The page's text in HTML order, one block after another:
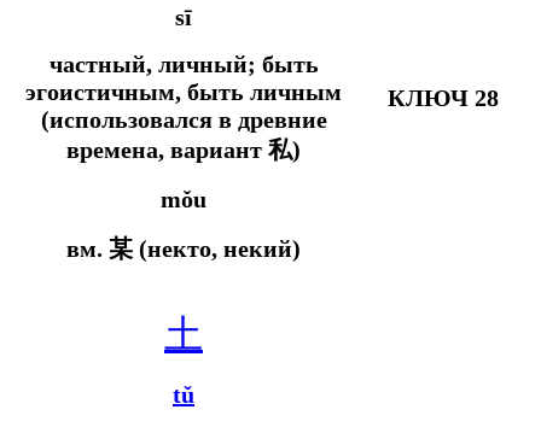
sī
частный, личный; быть
эгоистичным, быть личным
(использовался в древние
времена, вариант 私)
mǒu
вм. 某 (некто, некий)
КЛЮЧ 28
土
tǔ